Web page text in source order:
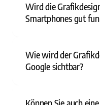
Wird die
Smartphones gut
Wie wird der
Google sichtbar?